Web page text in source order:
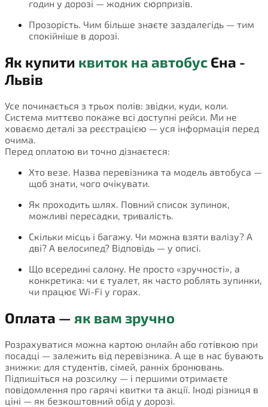
годин у дорозі — жодних сюрпризів.
Прозорість. Чим більше знаєте заздалегідь — тим
спокійніше в дорозі.
Як купити квиток на автобус Єна -
Львів
Усе починається з трьох полів: звідки, куди, коли.
Система миттєво покаже всі доступні рейси. Ми не
ховаємо деталі за реєстрацією — уся інформація перед
очима.
Перед оплатою ви точно дізнаєтеся:
Хто везе. Назва перевізника та модель автобуса —
щоб знати, чого очікувати.
Як проходить шлях. Повний список зупинок,
можливі пересадки, тривалість.
Скільки місць і багажу. Чи можна взяти валізу? А
дві? А велосипед? Відповідь — у описі.
Що всередині салону. Не просто «зручності», а
конкретика: чи є туалет, як часто роблять зупинки,
чи працює Wi-Fi у горах.
Оплата — як вам зручно
Розрахуватися можна картою онлайн або готівкою при
посадці — залежить від перевізника. А ще в нас бувають
знижки: для студентів, сімей, ранніх бронювань.
Підпишіться на розсилку — і першими отримаєте
повідомлення про гарячі квитки та акції. Іноді різниця в
ціні — як безкоштовний обід у дорозі.